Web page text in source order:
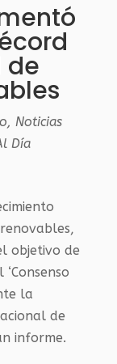
de
,Noticias
Día
objetivo de
la
de
informe.